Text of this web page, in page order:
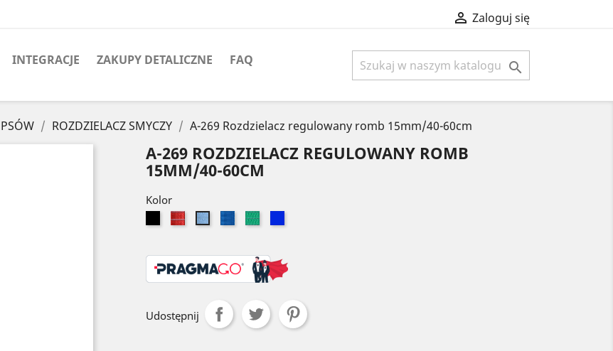
 Zaloguj się
INTEGRACJE ZAKUPY DETALICZNE FAQ 
ROZDZIELACZ SMYCZY A-269 Rozdzielacz regulowany romb 15mm/40-60cm
A-269 ROZDZIELACZ REGULOWANY ROMB
15MM/40-60CM
Kolor
CzarnyCzerwonyBłękitnyNiebieskiZielony
Udostępnij